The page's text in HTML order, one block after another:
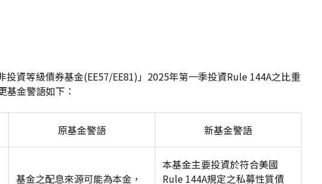
投資等級債券基金(EE57/EE81)」2025年第一季投資Rule 144A之比重
基金警語如下：
原基金警語 新基金警語
基金之配息來源可能為本金，
本基金主要投資於符合美國
Rule 144A規定之私募性質債